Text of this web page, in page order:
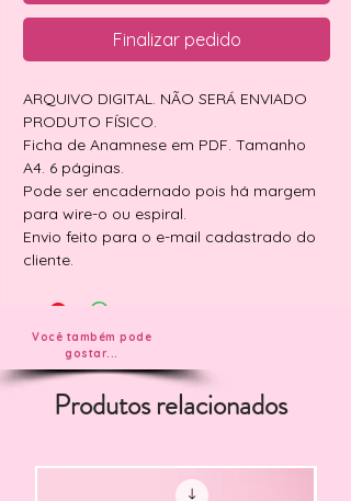
Finalizar pedido
ARQUIVO DIGITAL. NÃO SERÁ ENVIADO
PRODUTO FÍSICO.
Ficha de Anamnese em PDF. Tamanho
A4. 6 páginas.
Pode ser encadernado pois há margem
para wire-o ou espiral.
Envio feito para o e-mail cadastrado do
cliente.
Você também pode
gostar...
Produtos relacionados